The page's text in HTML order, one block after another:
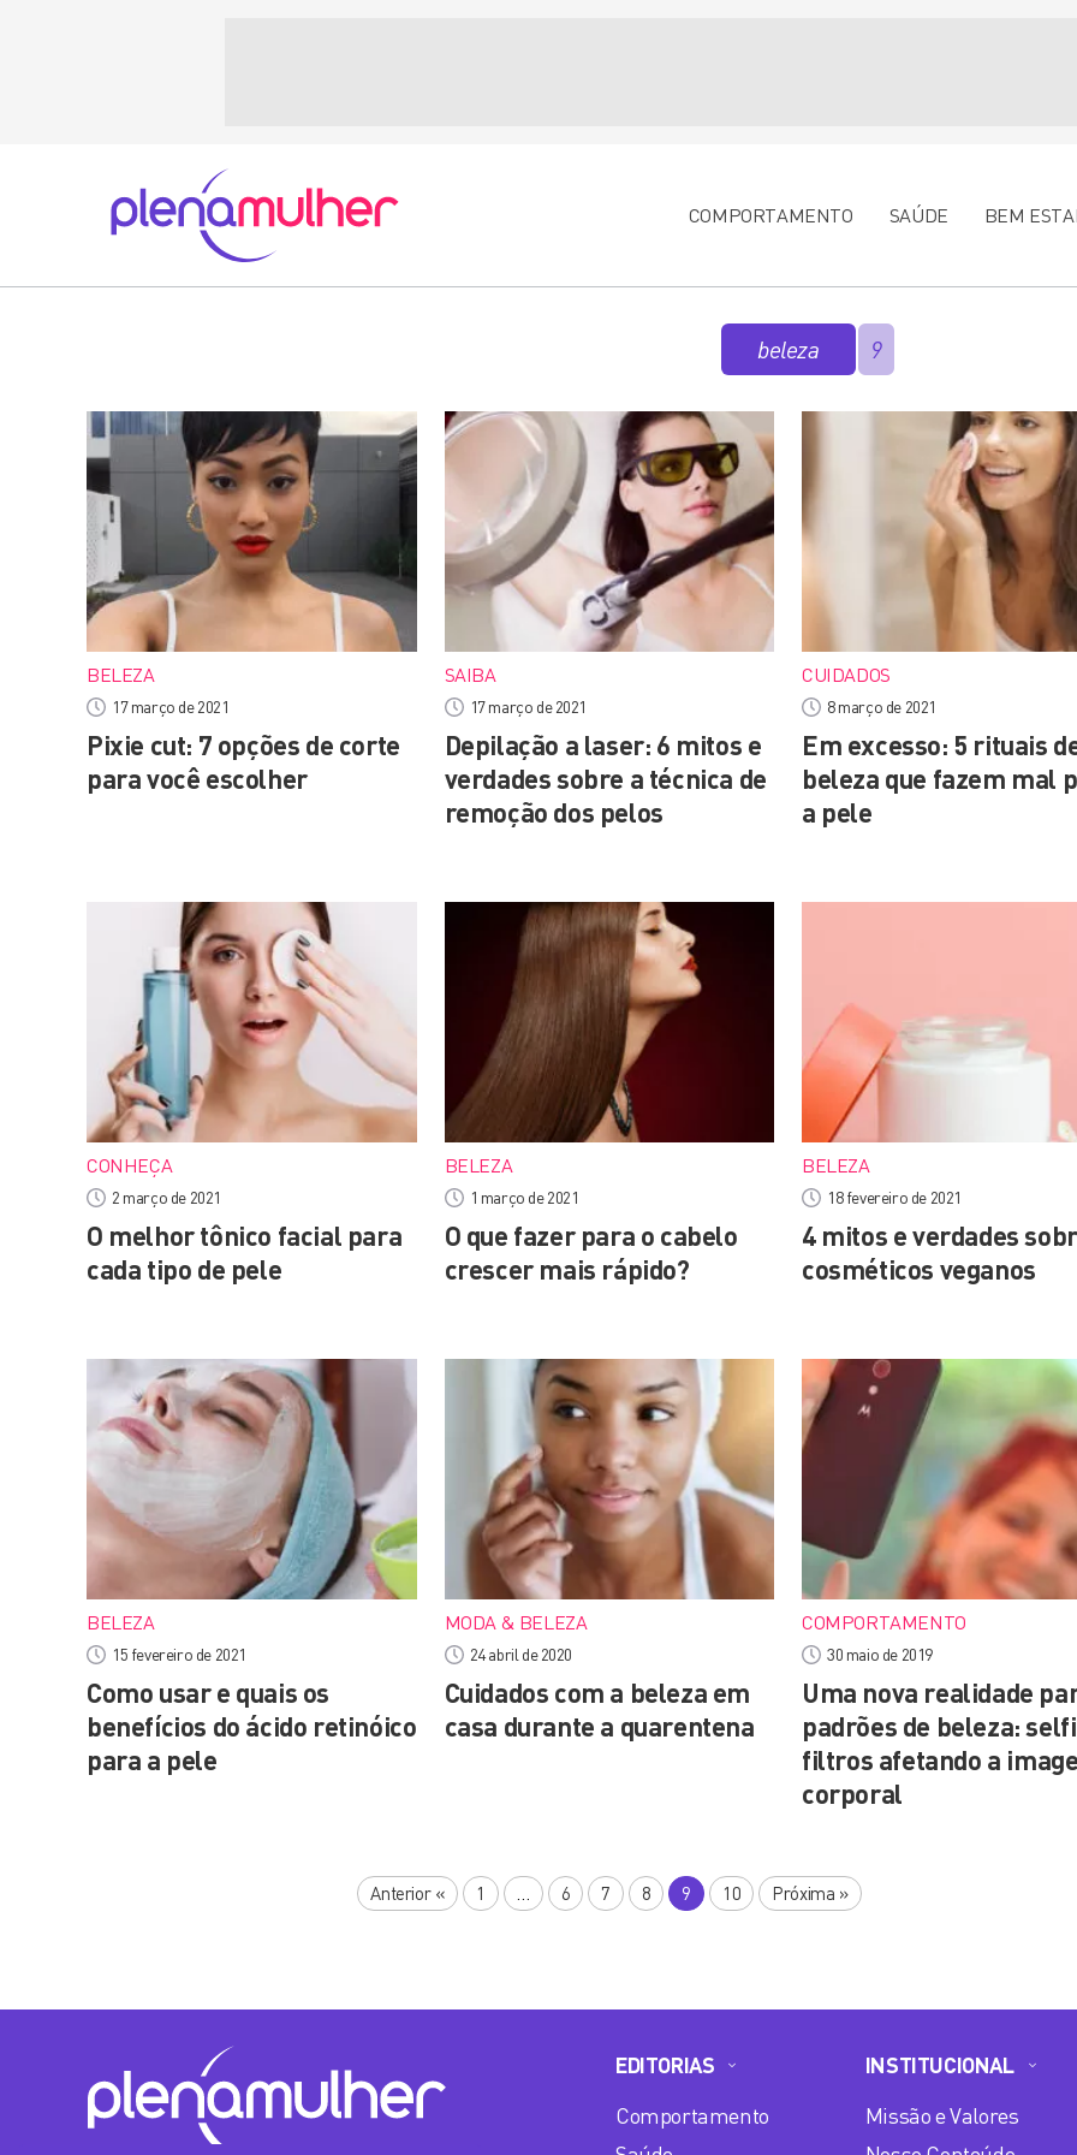
COMPORTAMENTO SAÚDE BEM
beleza 9
BELEZA
17 março de 2021
Pixie cut: 7 opções de corte
para você escolher
SAIBA
17 março de 2021
Depilação a laser: 6 mitos e
verdades sobre a técnica de
remoção dos pelos
CUIDADOS
8 março de 2021
Em excesso: 5 rituais
beleza que fazem mal
a pele
CONHEÇA
2 março de 2021
O melhor tônico facial para
cada tipo de pele
BELEZA
1 março de 2021
O que fazer para o cabelo
crescer mais rápido?
BELEZA
18 fevereiro de 2021
4 mitos e verdades
cosméticos veganos
BELEZA
15 fevereiro de 2021
Como usar e quais os
benefícios do ácido retinóico
para a pele
MODA & BELEZA
24 abril de 2020
Cuidados com a beleza em
casa durante a quarentena
COMPORTAMENTO
30 maio de 2019
Uma nova realidade
padrões de beleza:
filtros afetando a
corporal
Anterior« 1 6 7 8 9 10 Próxima »
EDITORIAS
Comportamento
INSTITUCIONAL
Missão e Valores